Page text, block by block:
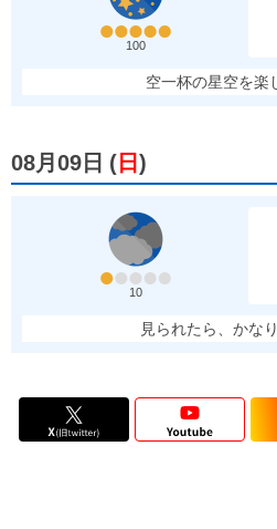
100
空一杯の星空を楽
08月09日 ( 日 )
10
見られたら、かな